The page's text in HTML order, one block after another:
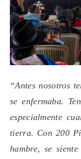
“Antes nosotros
se enfermaba.
especialmente
tierra. Con 200
hambre, se